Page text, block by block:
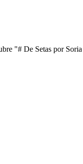
"# De Setas por